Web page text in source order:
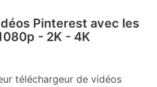
Pinterest avec les
- 2K - 4K
téléchargeur de vidéos